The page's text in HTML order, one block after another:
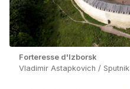
Forteresse d'Izborsk
Vladimir Astapkovich / Sputnik